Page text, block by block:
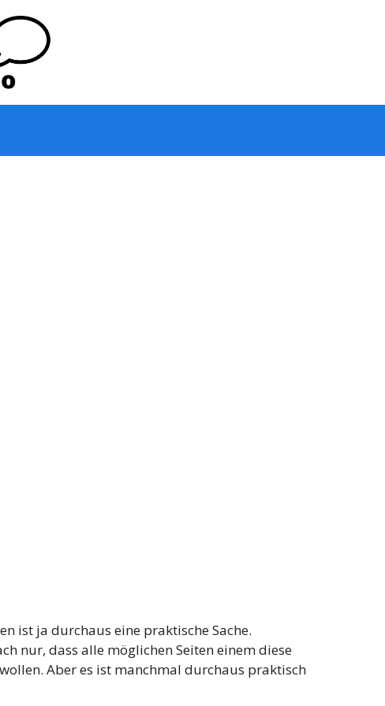
ist ja durchaus eine praktische Sache.
nur, dass alle möglichen Seiten einem diese
Aber es ist manchmal durchaus praktisch